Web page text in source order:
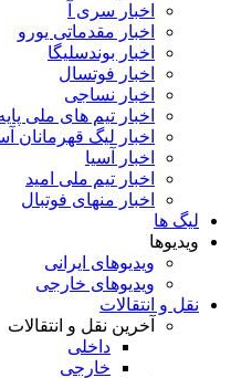
اخبار سری آ
اخبار مقدماتی یورو
اخبار بوندسلیگا
اخبار فوتسال
اخبار نساجی
اخبار تیم های ملی
اخبار لیگ قهرمانان
اخبار آسیا
اخبار تیم ملی امید
اخبار منهای فوتبال
لیگ ها
ویدیوها
ویدیوهای ایرانی
ویدیوهای خارجی
نقل و انتقالات
آخرین نقل و انتقالات
داخلی
خارجی